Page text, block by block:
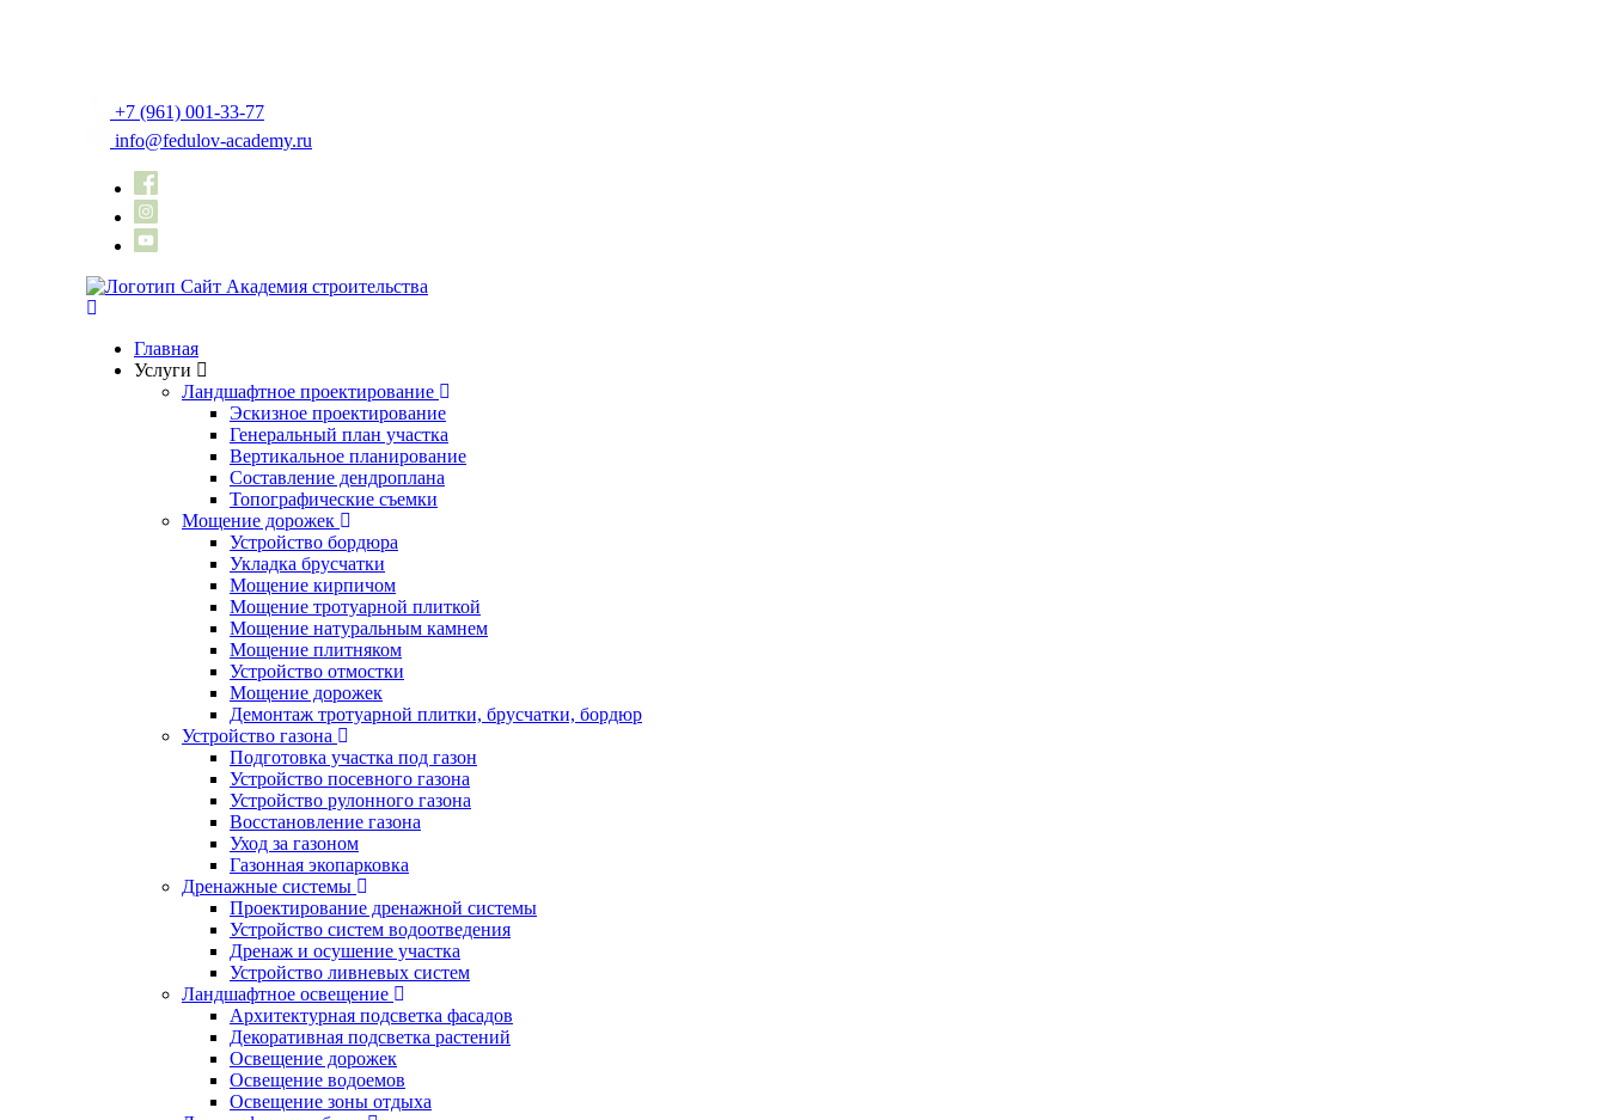
+7 (961) 001-33-77
info@fedulov-academy.ru
Главная
Услуги
Ландшафтное проектирование
Эскизное проектирование
Генеральный план участка
Вертикальное планирование
Составление дендроплана
Топографические съемки
Мощение дорожек
Устройство бордюра
Укладка брусчатки
Мощение кирпичом
Мощение тротуарной плиткой
Мощение натуральным камнем
Мощение плитняком
Устройство отмостки
Мощение дорожек
Демонтаж тротуарной плитки, брусчатки, бордюр
Устройство газона
Подготовка участка под газон
Устройство посевного газона
Устройство рулонного газона
Восстановление газона
Уход за газоном
Газонная экопарковка
Дренажные системы
Проектирование дренажной системы
Устройство систем водоотведения
Дренаж и осушение участка
Устройство ливневых систем
Ландшафтное освещение
Архитектурная подсветка фасадов
Декоративная подсветка растений
Освещение дорожек
Освещение водоемов
Освещение зоны отдыха